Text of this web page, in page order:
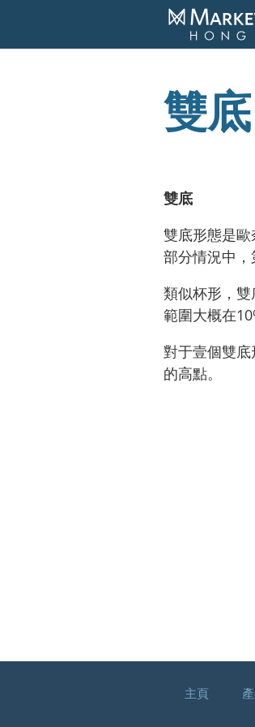
雙底
雙底
雙底形態是
部分情況中，
類似杯形，
範圍大概在
對于壹個雙
的高點。
主頁